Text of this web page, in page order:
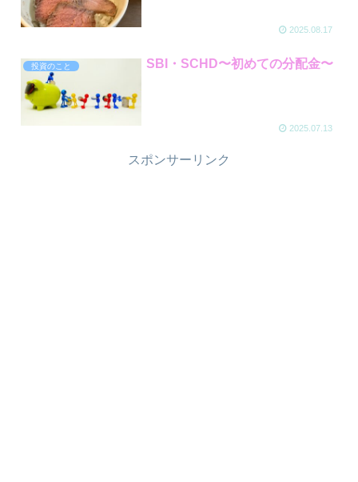
2025.08.17
投資のこと SBI・SCHD〜初めての分配金〜
2025.07.13
スポンサーリンク